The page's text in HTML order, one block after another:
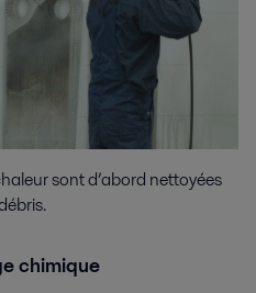
sont d’abord nettoyées
chimique